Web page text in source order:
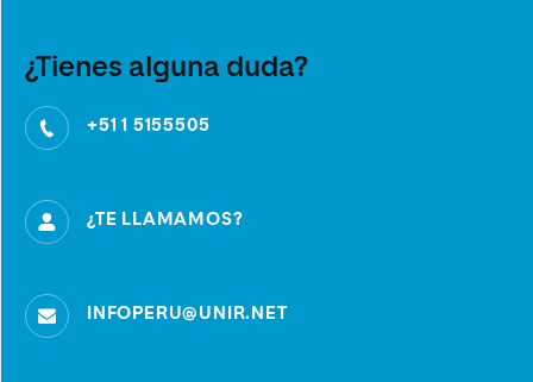
¿Tienes alguna duda?
+51 1 5155505
¿TE LLAMAMOS?
INFOPERU@UNIR.NET